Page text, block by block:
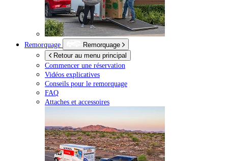
Remorquage
Remorquage
Retour au menu principal
Commencer une réservation
Vidéos explicatives
Conseils pour le remorquage
FAQ
Attaches et accessoires